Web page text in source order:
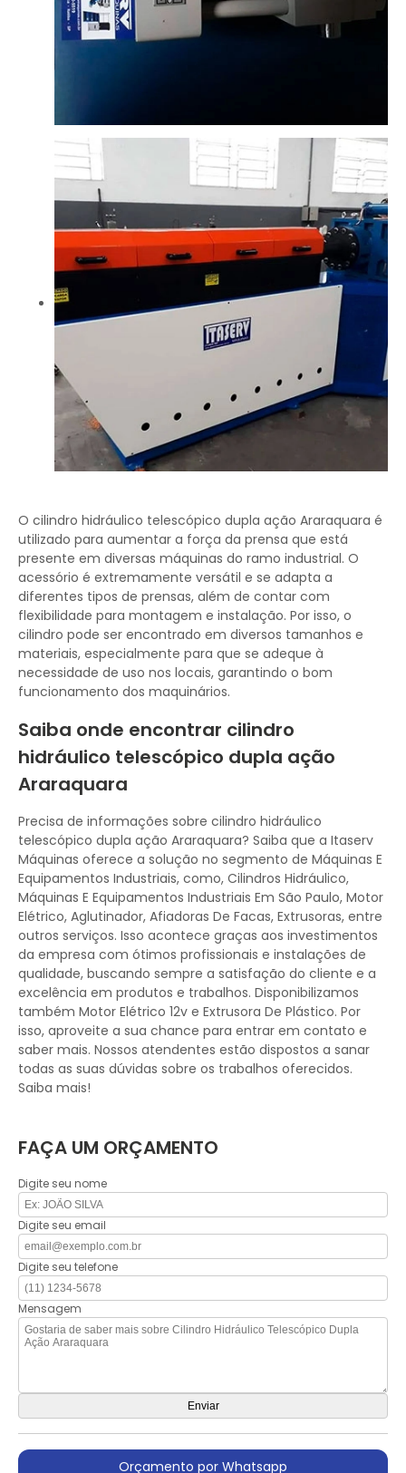
O cilindro hidráulico telescópico dupla ação Araraquara é
utilizado para aumentar a força da prensa que está
presente em diversas máquinas do ramo industrial. O
acessório é extremamente versátil e se adapta a
diferentes tipos de prensas, além de contar com
flexibilidade para montagem e instalação. Por isso, o
cilindro pode ser encontrado em diversos tamanhos e
materiais, especialmente para que se adeque à
necessidade de uso nos locais, garantindo o bom
funcionamento dos maquinários.
Saiba onde encontrar cilindro
hidráulico telescópico dupla ação
Araraquara
Precisa de informações sobre cilindro hidráulico
telescópico dupla ação Araraquara? Saiba que a Itaserv
Máquinas oferece a solução no segmento de Máquinas E
Equipamentos Industriais, como, Cilindros Hidráulico,
Máquinas E Equipamentos Industriais Em São Paulo, Motor
Elétrico, Aglutinador, Afiadoras De Facas, Extrusoras, entre
outros serviços. Isso acontece graças aos investimentos
da empresa com ótimos profissionais e instalações de
qualidade, buscando sempre a satisfação do cliente e a
excelência em produtos e trabalhos. Disponibilizamos
também Motor Elétrico 12v e Extrusora De Plástico. Por
isso, aproveite a sua chance para entrar em contato e
saber mais. Nossos atendentes estão dispostos a sanar
todas as suas dúvidas sobre os trabalhos oferecidos.
Saiba mais!
FAÇA UM ORÇAMENTO
Digite seu nome
Digite seu email
Digite seu telefone
Mensagem
Orçamento por Whatsapp